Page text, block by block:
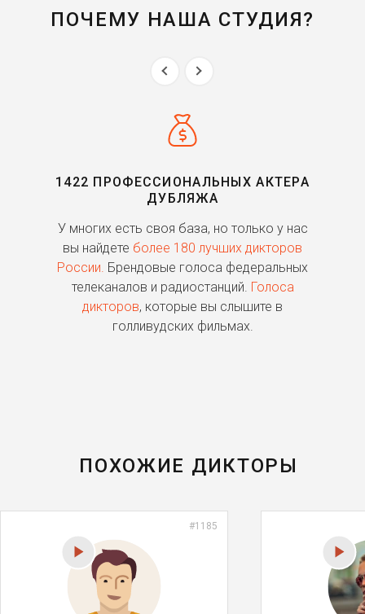
ПОЧЕМУ НАША СТУДИЯ?
1422 ПРОФЕССИОНАЛЬНЫХ АКТЕРА
ДУБЛЯЖА
У многих есть своя база, но только у нас
вы найдете более 180 лучших дикторов
России. Брендовые голоса федеральных
телеканалов и радиостанций. Голоса
дикторов, которые вы слышите в
голливудских фильмах.
ПОХОЖИЕ ДИКТОРЫ
#1185